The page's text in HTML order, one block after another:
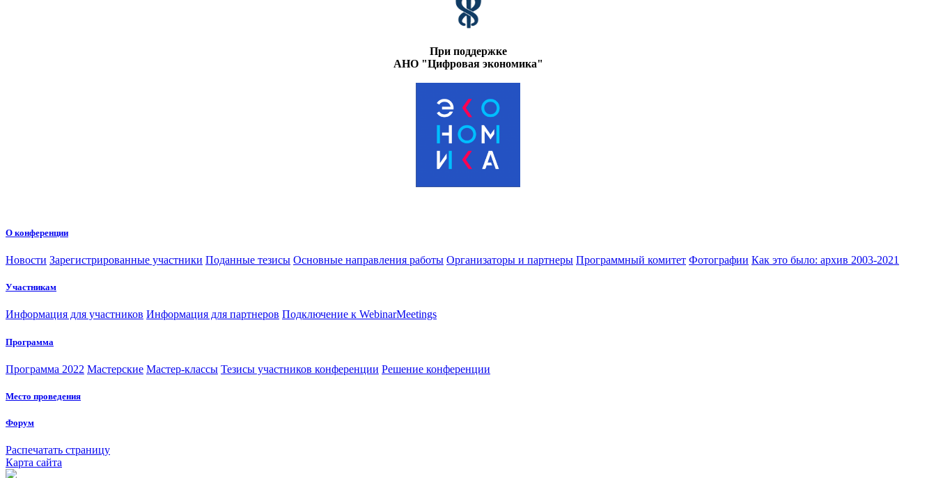
При поддержке
АНО "Цифровая экономика"
О конференции
Новости Зарегистрированные участники Поданные тезисы Основные направления работы Организаторы и партнеры Программный комитет Фотографии Как это было: архив 2003-2021
Участникам
Информация для участников Информация для партнеров Подключение к WebinarMeetings
Программа
Программа 2022 Мастерские Мастер-классы Тезисы участников конференции Решение конференции
Место проведения
Форум
Распечатать страницу
Карта сайта